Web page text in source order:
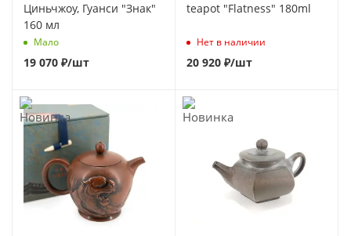
Циньчжоу, Гуанси "Знак"
160 мл
Мало
19 070 ₽/шт
teapot "Flatness" 180ml
Нет в наличии
20 920 ₽/шт